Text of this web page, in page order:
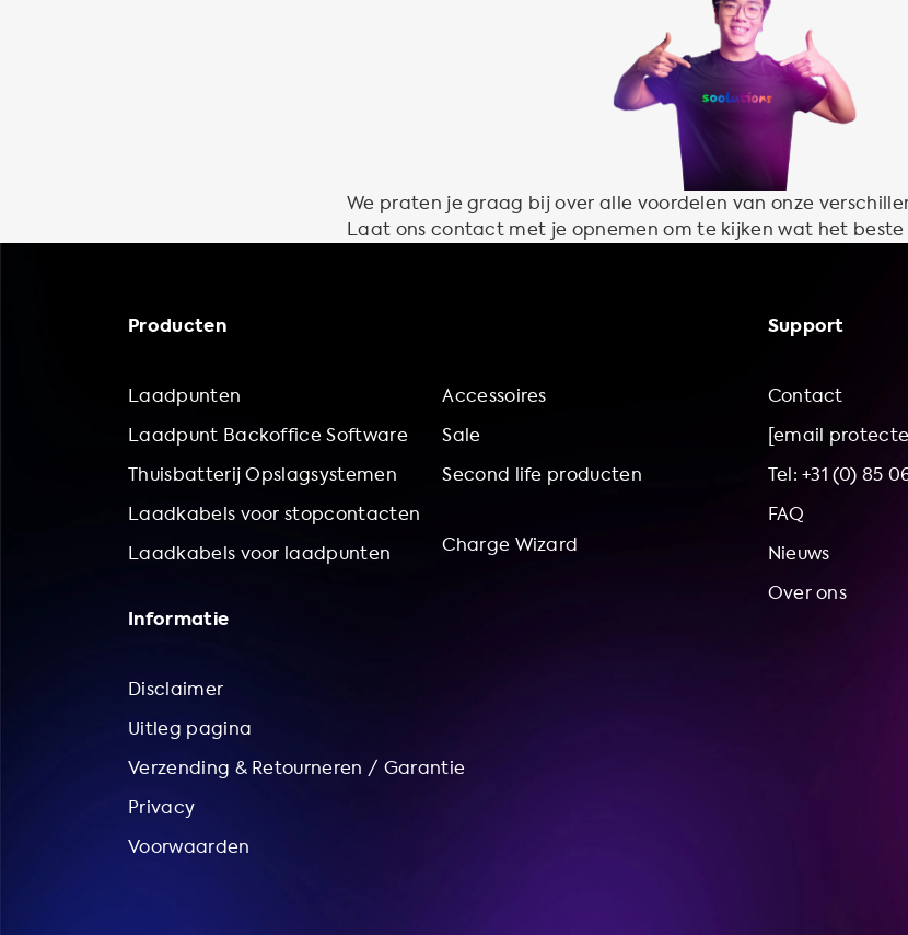
We praten je graag bij over alle voordelen van onze
Laat ons contact met je opnemen om te kijken wat het beste
Producten
Laadpunten
Laadpunt Backoffice Software
Thuisbatterij Opslagsystemen
Laadkabels voor stopcontacten
Laadkabels voor laadpunten
Accessoires
Sale
Second life producten
Charge Wizard
Support
Contact
[email
Tel: +31 (0) 85
FAQ
Nieuws
Over ons
Informatie
Disclaimer
Uitleg pagina
Verzending & Retourneren / Garantie
Privacy
Voorwaarden